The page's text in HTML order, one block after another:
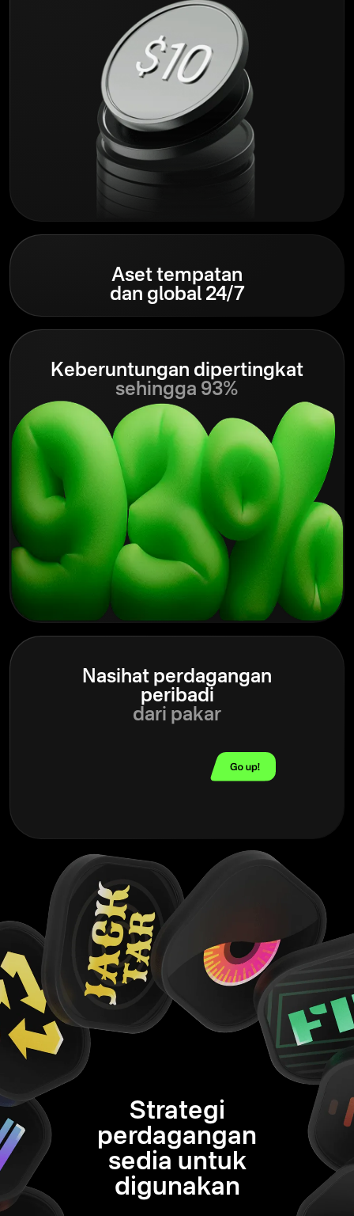
Aset tempatan
dan global 24/7
Keberuntungan dipertingkat
sehingga 93%
Nasihat perdagangan
peribadi
dari pakar
Strategi
perdagangan
sedia untuk
digunakan